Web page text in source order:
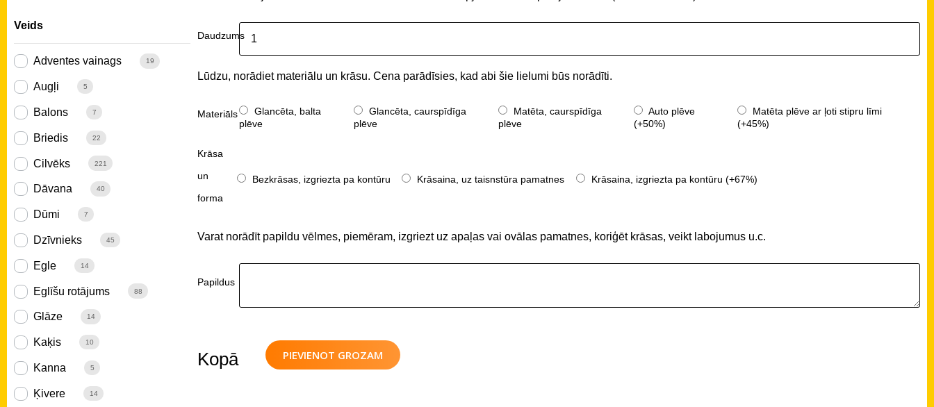
Veids
Adventes vainags 19
Augļi 5
Balons 7
Briedis 22
Cilvēks 221
Dāvana 40
Dūmi 7
Dzīvnieks 45
Egle 14
Eglīšu rotājums 88
Glāze 14
Kaķis 10
Kanna 5
Ķivere 14
Daudzums
Lūdzu, norādiet materiālu un krāsu. Cena parādīsies, kad abi šie lielumi būs norādīti.
Materiāls
Glancēta, balta
plēve
Glancēta, caurspīdīga
plēve
Matēta, caurspīdīga
plēve
Auto plēve
(+50%)
Matēta plēve ar ļoti stipru līmi
(+45%)
Krāsa
un
forma
Bezkrāsas, izgriezta pa kontūru Krāsaina, uz taisnstūra pamatnes Krāsaina, izgriezta pa kontūru (+67%)
Varat norādīt papildu vēlmes, piemēram, izgriezt uz apaļas vai ovālas pamatnes, koriģēt krāsas, veikt labojumus u.c.
Papildus
PIEVIENOT GROZAM
Kopā